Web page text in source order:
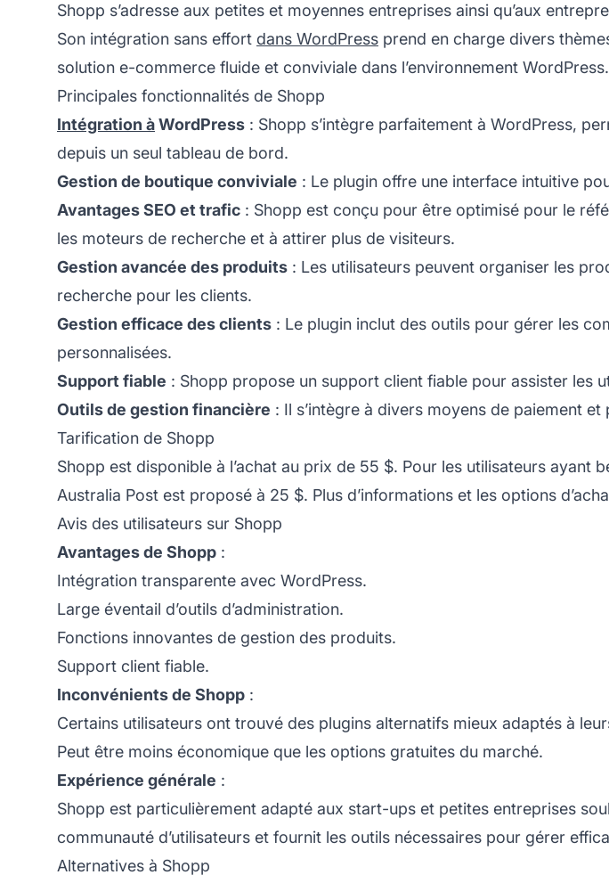
Shopp s’adresse aux petites et moyennes entreprises ainsi qu’aux
Son intégration sans effort dans WordPress prend en charge divers
solution e-commerce fluide et conviviale dans l’environnement WordPress.
Principales fonctionnalités de Shopp
Intégration àWordPress : Shopp s’intègre parfaitement à WordPress,
depuis un seul tableau de bord.
Gestion de boutique conviviale : Le plugin offre une interface intuitive
Avantages SEO et trafic : Shopp est conçu pour être optimisé pour le
les moteurs de recherche et à attirer plus de visiteurs.
Gestion avancée des produits : Les utilisateurs peuvent organiser les
recherche pour les clients.
Gestion efficace des clients : Le plugin inclut des outils pour gérer les
personnalisées.
Support fiable : Shopp propose un support client fiable pour assister les
Outils de gestion financière : Il s’intègre à divers moyens de paiement
Tarification de Shopp
Shopp est disponible à l’achat au prix de 55 $. Pour les utilisateurs ayant
Australia Post est proposé à 25 $. Plus d’informations et les options
Avis des utilisateurs sur Shopp
Avantages de Shopp :
Intégration transparente avec WordPress.
Large éventail d’outils d’administration.
Fonctions innovantes de gestion des produits.
Support client fiable.
Inconvénients de Shopp :
Certains utilisateurs ont trouvé des plugins alternatifs mieux adaptés à
Peut être moins économique que les options gratuites du marché.
Expérience générale :
Shopp est particulièrement adapté aux start-ups et petites entreprises
communauté d’utilisateurs et fournit les outils nécessaires pour gérer
Alternatives à Shopp